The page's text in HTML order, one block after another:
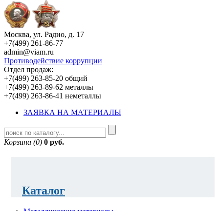
Москва, ул. Радио, д. 17
+7(499) 261-86-77
admin@viam.ru
Противодействие коррупции
Отдел продаж:
+7(499) 263-85-20 общий
+7(499) 263-89-62 металлы
+7(499) 263-86-41 неметаллы
ЗАЯВКА НА МАТЕРИАЛЫ
Корзина (0) 0 руб.
Каталог